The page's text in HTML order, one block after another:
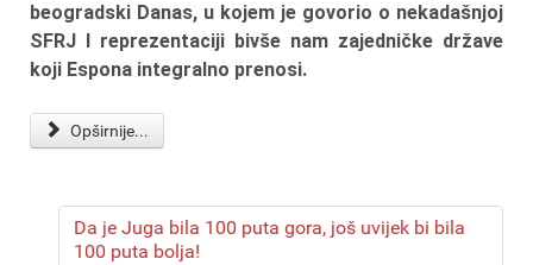
beogradski Danas, u kojem je govorio o nekadašnjoj
SFRJ I reprezentaciji bivše nam zajedničke države
koji Espona integralno prenosi.
Opširnije...
Da je Juga bila 100 puta gora, još uvijek bi bila
100 puta bolja!